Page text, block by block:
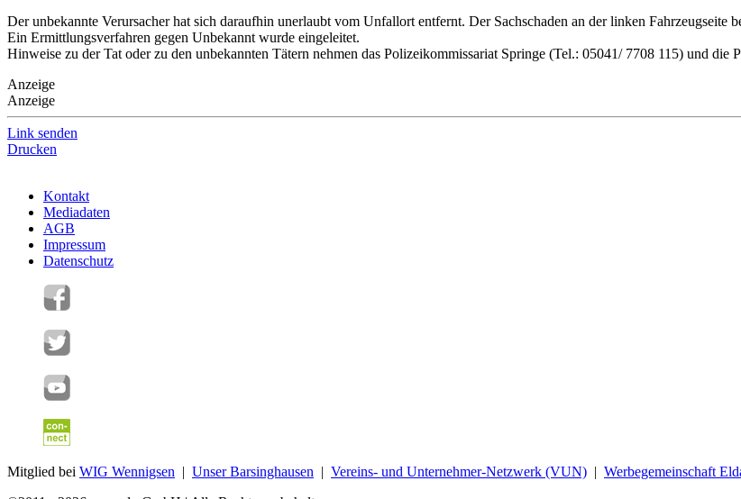
Der unbekannte Verursacher hat sich daraufhin unerlaubt vom Unfallort entfernt. Der Sachschaden an der linken Fahrzeugseite
Ein Ermittlungsverfahren gegen Unbekannt wurde eingeleitet.
Hinweise zu der Tat oder zu den unbekannten Tätern nehmen das Polizeikommissariat Springe (Tel.: 05041/ 7708 115) und die
Anzeige
Anzeige
Link senden
Drucken
Kontakt
Mediadaten
AGB
Impressum
Datenschutz
Mitglied bei WIG Wennigsen | Unser Barsinghausen | Vereins- und Unternehmer-Netzwerk (VUN) | Werbegemeinschaft